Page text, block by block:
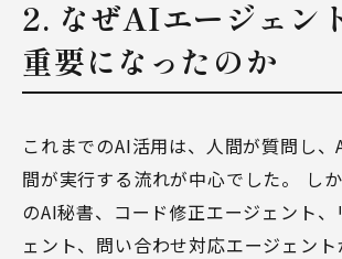
2. なぜAIエージェン
重要になったのか
これまでのAI活用は、人間が質問し、
間が実行する流れが中心でした。 し
のAI秘書、コード修正エージェント
ェント、問い合わせ対応エージェン